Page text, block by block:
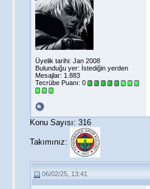
Üyelik tarihi: Jan 2008
Bulunduğu yer: İstediğin yerden
Mesajlar: 1.883
Tecrübe Puanı: 0
Konu Sayısı: 316
Takımınız:
06/02/25, 13:41